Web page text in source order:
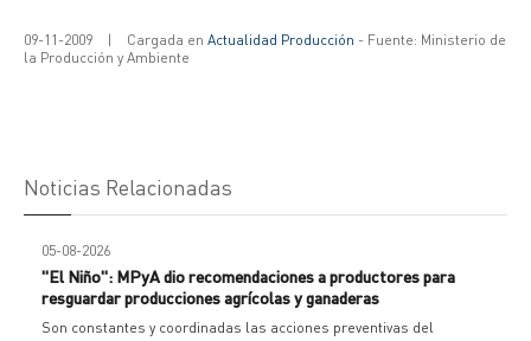
09-11-2009 | Cargada en Actualidad Producción - Fuente: Ministerio de
la Producción y Ambiente
Noticias Relacionadas
05-08-2026
"El Niño": MPyA dio recomendaciones a productores para
resguardar producciones agrícolas y ganaderas
Son constantes y coordinadas las acciones preventivas del